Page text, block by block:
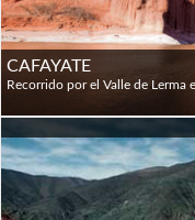
CAFAYATE